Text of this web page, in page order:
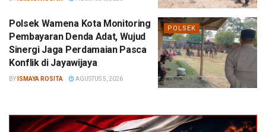
POLSEK
Polsek Wamena Kota Monitoring
Pembayaran Denda Adat, Wujud
Sinergi Jaga Perdamaian Pasca
Konflik di Jayawijaya
BY ISMAYA ROSITA AGUSTUS 5, 2026